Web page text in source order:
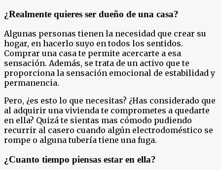
¿Realmente quieres ser dueño de una casa?
Algunas personas tienen la necesidad que crear su
hogar, en hacerlo suyo en todos los sentidos.
Comprar una casa te permite acercarte a esa
sensación. Además, se trata de un activo que te
proporciona la sensación emocional de estabilidad y
permanencia.
Pero, ¿es esto lo que necesitas? ¿Has considerado que
al adquirir una vivienda te comprometes a quedarte
en ella? Quizá te sientas mas cómodo pudiendo
recurrir al casero cuando algún electrodoméstico se
rompe o alguna tubería tiene una fuga.
¿Cuanto tiempo piensas estar en ella?